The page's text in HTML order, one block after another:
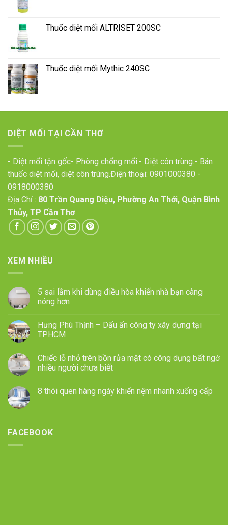
Thuốc diệt mối ALTRISET 200SC
Thuốc diệt mối Mythic 240SC
DIỆT MỐI TẠI CẦN THƠ
- Diệt mối tận gốc- Phòng chống mối.- Diệt côn trùng.- Bán
thuốc diệt mối, diệt côn trùng.Điện thoại: 0901000380 -
0918000380
Địa Chỉ : 80 Trần Quang Diệu, Phường An Thới, Quận Bình
Thủy, TP Cần Thơ
XEM NHIỀU
5 sai lầm khi dùng điều hòa khiến nhà bạn càng
nóng hơn
Hưng Phú Thịnh – Dấu ấn công ty xây dựng tại
TPHCM
Chiếc lỗ nhỏ trên bồn rửa mặt có công dụng bất ngờ
nhiều người chưa biết
8 thói quen hàng ngày khiến nệm nhanh xuống cấp
FACEBOOK